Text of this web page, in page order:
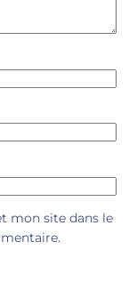
mon site dans le